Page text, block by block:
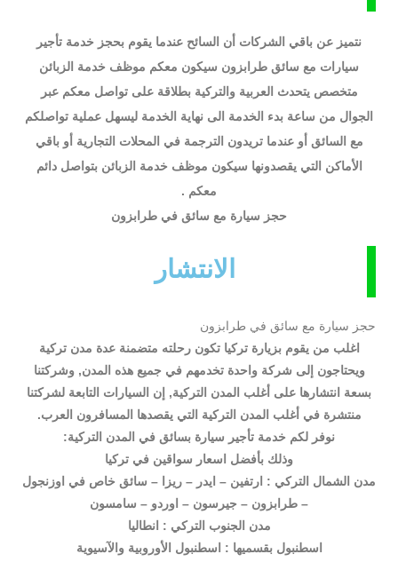
نتميز عن باقي الشركات أن السائح عندما يقوم بحجز خدمة تأجير
سيارات مع سائق طرابزون سيكون معكم موظف خدمة الزبائن
متخصص يتحدث العربية والتركية بطلاقة على تواصل معكم عبر
الجوال من ساعة بدء الخدمة الى نهاية الخدمة ليسهل عملية تواصلكم
مع السائق أو عندما تريدون الترجمة في المحلات التجارية أو باقي
الأماكن التي يقصدونها سيكون موظف خدمة الزبائن بتواصل دائم
معكم .
حجز سيارة مع سائق في طرابزون
الانتشار
حجز سيارة مع سائق في طرابزون
اغلب من يقوم بزيارة تركيا تكون رحلته متضمنة عدة مدن تركية
ويحتاجون إلى شركة واحدة تخدمهم في جميع هذه المدن, وشركتنا
بسعة انتشارها على أغلب المدن التركية, إن السيارات التابعة لشركتنا
منتشرة في أغلب المدن التركية التي يقصدها المسافرون العرب.
نوفر لكم خدمة تأجير سيارة بسائق في المدن التركية:
وذلك بأفضل اسعار سواقين في تركيا
مدن الشمال التركي : ارتفين – ايدر – ريزا – سائق خاص في اوزنجول
– طرابزون – جيرسون – اوردو – سامسون
مدن الجنوب التركي : انطاليا
اسطنبول بقسميها : اسطنبول الأوروبية والآسيوية